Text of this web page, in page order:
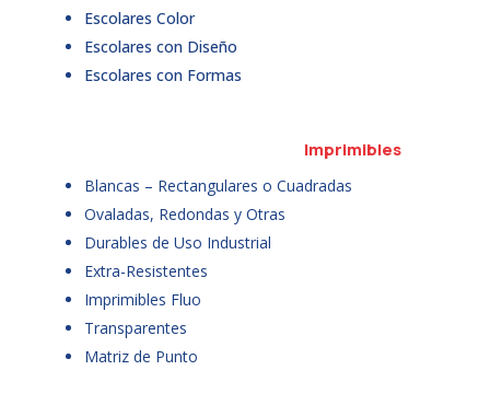
Escolares Color
Escolares con Diseño
Escolares con Formas
Imprimibles
Blancas – Rectangulares o Cuadradas
Ovaladas, Redondas y Otras
Durables de Uso Industrial
Extra-Resistentes
Imprimibles Fluo
Transparentes
Matriz de Punto